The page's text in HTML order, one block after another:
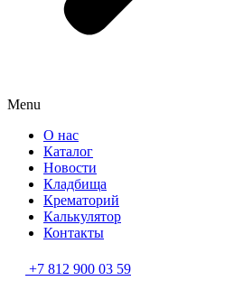
Menu
О нас
Каталог
Новости
Кладбища
Крематорий
Калькулятор
Контакты
+7 812 900 03 59